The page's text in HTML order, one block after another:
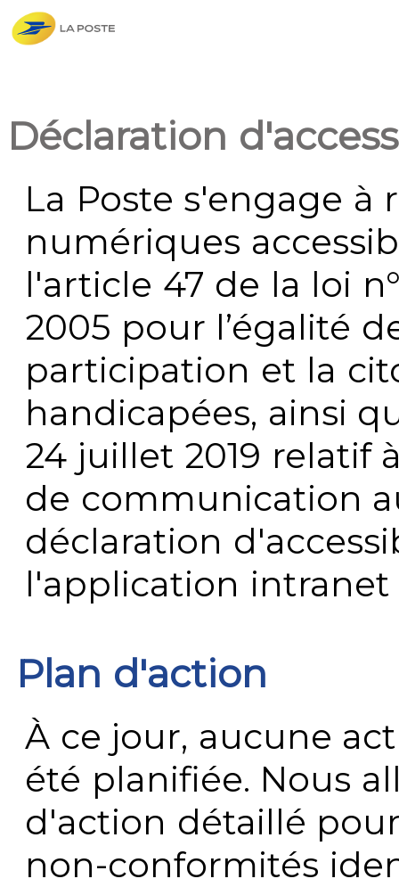
Déclaration
La Poste s'engage à
numériques
l'article 47 de la loi
2005 pour l’égalité
participation et la
handicapées, ainsi
24 juillet 2019 relatif
de communication
déclaration
l'application
Plan d'action
À ce jour, aucune
été planifiée. Nous
d'action détaillé
non-conformités